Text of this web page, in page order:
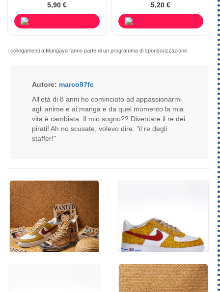
5,90 € 5,20 €
I collegamenti a Mangayo fanno parte di un programma di sponsorizzazione.
Autore: marco97fe
All'età di 8 anni ho cominciato ad appassionarmi
agli anime e ai manga e da quel momento la mia
vita è cambiata. Il mio sogno?? Diventare il re dei
pirati! Ah no scusate, volevo dire: "il re degli
staffer!"